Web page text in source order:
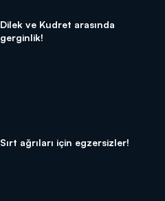
Dilek ve Kudret arasında
gerginlik!
Sırt ağrıları için egzersizler!